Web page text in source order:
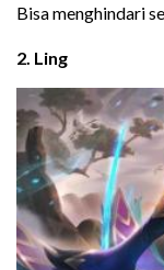
Bisa menghindari
2. Ling